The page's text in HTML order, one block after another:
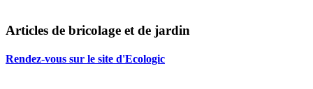
Articles de bricolage et de jardin
Rendez-vous sur le site d'Ecologic